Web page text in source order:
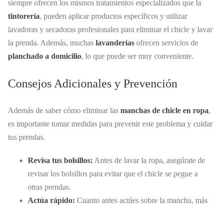
siempre ofrecen los mismos tratamientos especializados que la
tintorería, pueden aplicar productos específicos y utilizar
lavadoras y secadoras profesionales para eliminar el chicle y lavar
la prenda. Además, muchas lavanderías ofrecen servicios de
planchado a domicilio, lo que puede ser muy conveniente.
Consejos Adicionales y Prevención
Además de saber cómo eliminar las manchas de chicle en ropa,
es importante tomar medidas para prevenir este problema y cuidar
tus prendas.
Revisa tus bolsillos: Antes de lavar la ropa, asegúrate de
revisar los bolsillos para evitar que el chicle se pegue a
otras prendas.
Actúa rápido: Cuanto antes actúes sobre la mancha, más